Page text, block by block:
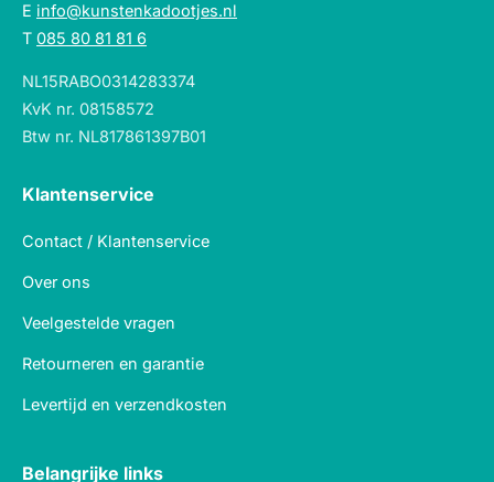
E info@kunstenkadootjes.nl
T 085 80 81 81 6
NL15RABO0314283374
KvK nr. 08158572
Btw nr. NL817861397B01
Klantenservice
Contact / Klantenservice
Over ons
Veelgestelde vragen
Retourneren en garantie
Levertijd en verzendkosten
Belangrijke links